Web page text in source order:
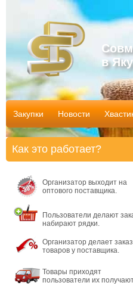
в
Закупки Новости
Как это работает?
Организатор выходит на
оптового поставщика.
Пользователи делают
набирают рядки.
Организатор делает заказ
товаров у поставщика.
Товары приходят
пользователи их